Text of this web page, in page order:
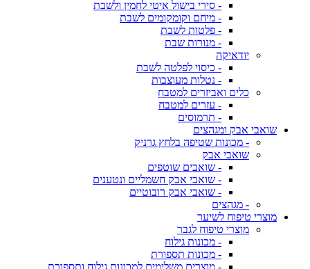
- סירי בישול איטי לחמין ולשבת
- מיחם וקומקומים לשבת
- פלטות לשבת
- מנורות שבת
יודאיקה
- כיסוי לפלטה לשבת
- נטלות מעוצבות
כלים ואביזרים למטבח
- עזרים למטבח
- תרמוסים
שואבי אבק ומגהצים
- מכונות שטיפה בלחץ גרניק
שואבי אבק
- שואבים שוטפים
- שואבי אבק חשמליים ונטענים
- שואבי אבק רובוטיים
- מגהצים
מוצרי טיפוח לשיער
מוצרי טיפוח לגבר
- מכונות גילוח
- מכונות תספורת
- מוצרים משלימים למכונות גילוח ותספורת